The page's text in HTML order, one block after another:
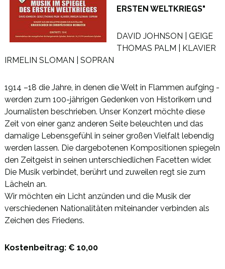
ERSTEN WELTKRIEGS"
DAVID JOHNSON | GEIGE
THOMAS PALM | KLAVIER
IRMELIN SLOMAN | SOPRAN
1914 –18 die Jahre, in denen die Welt in Flammen aufging -
werden zum 100-jährigen Gedenken von Historikern und
Journalisten beschrieben. Unser Konzert möchte diese
Zeit von einer ganz anderen Seite beleuchten und das
damalige Lebensgefühl in seiner großen Vielfalt lebendig
werden lassen. Die dargebotenen Kompositionen spiegeln
den Zeitgeist in seinen unterschiedlichen Facetten wider.
Die Musik verbindet, berührt und zuweilen regt sie zum
Lächeln an.
Wir möchten ein Licht anzünden und die Musik der
verschiedenen Nationalitäten miteinander verbinden als
Zeichen des Friedens.
Kostenbeitrag: € 10,00